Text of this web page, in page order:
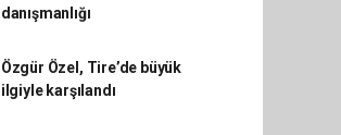
danışmanlığı
Özgür Özel, Tire’de büyük
ilgiyle karşılandı